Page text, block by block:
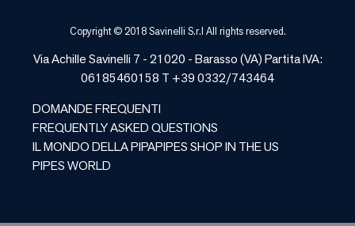
Copyright © 2018 Savinelli S.r.l All rights reserved.
Via Achille Savinelli 7 - 21020 -Barasso(VA) Partita IVA:
06185460158 T +39 0332/743464
DOMANDE FREQUENTI
FREQUENTLY ASKED QUESTIONS
IL MONDO DELLA PIPAPIPES SHOP IN THE US
PIPES WORLD